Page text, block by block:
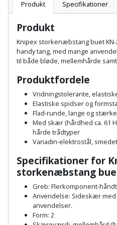
Fugtsikring
Garageport
Gelænder
Gips
Grundmursplader
Hardieplank
brædder
Hemsestige
Isolering
Komposit
Fugepistol
og
skumpistol
Gevindskærer
Gipsværktøj
Glasløfter
Glasskærer
Hæftepistol
og
hammer
Betonsliber
Bindemaskine
Bordrundsav
Bore-
og
skruemaskine
Borehammer
Boremaskinetilbehør
Motorenhed
Motorsav
og
Motorsav
kædesav
tilbehør
Pælebor
Plæneklipper
tilbehør
Brænde
Brændeovn
Brandslukker
Brugskunst
Camping
Damprengøring
Dørmåtte
Drivhus
Spartelmasse
til
Tape
Rør
fittings
Stålvask
Ventilation
indeklima
Guides
Gaveideer
Aktiviteter
Produkt Specifikationer
Produkt
Knipex storkenæbstang buet KN-
handy tang, med mange
til både bløde, mellemhårde
Produktfordele
Vridningstolerante,
Elastiske spidser og
Flad-runde, lange og
Med skær (hårdhed ca. 61
hårde trådtyper
Vanadin-elektrostål,
Specifikationer for
storkenæbstang
Greb: Flerkomponent-
Anvendelse: Sideskær
anvendelser.
Form: 2